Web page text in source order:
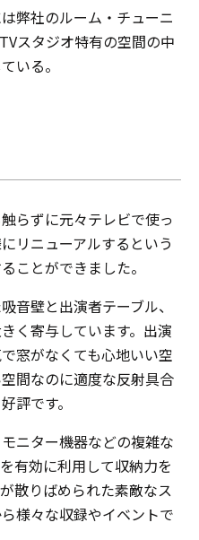
弊社のルーム・チューニ
スタジオ特有の空間の中
いる。
らずに元々テレビで使っ
リニューアルするという
ことができました。
音壁と出演者テーブル、
く寄与しています。出演
窓がなくても心地いい空
間なのに適度な反射具合
評です。
ニター機器などの複雑な
有効に利用して収納力を
散りばめられた素敵なス
様々な収録やイベントで